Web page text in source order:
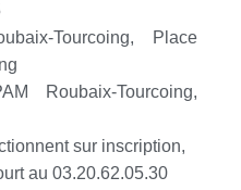
Tourcoing, Place
Roubaix-Tourcoing,
sur inscription,
au 03.20.62.05.30